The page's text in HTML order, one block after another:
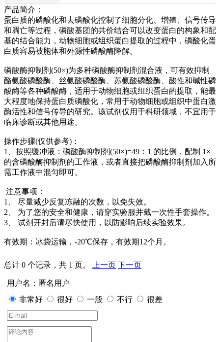
产品简介：
蛋白质的磷酸化和去磷酸化控制了细胞分化、增殖、信号传导
和凋亡等过程，磷酸基团的共价结合可以改变蛋白的构象和配
基的结合能力，动物细胞或组织蛋白提取的过程中，磷酸化蛋
白质容易被胞体和外源性磷酸酶降解。
磷酸酶抑制剂(50×)为多种磷酸酶抑制剂混合液，可有效抑制
酪氨酸磷酸酶、丝氨酸磷酸酶、苏氨酸磷酸酶、酸性和碱性磷
酸酶等各种磷酸酶，适用于动物细胞或组织蛋白的提取，能最
大程度地保持蛋白质磷酸化，常用于动物细胞或组织中蛋白激
酶活性和信号传导的研究。该试剂仅用于科研领域，不宜用于
临床诊断或其他用途。
操作步骤(仅供参考)：
1、按照缓冲液：磷酸酶抑制剂(50×)=49：1 的比例，配制 1×
的含磷酸酶抑制剂的工作液，或者直接把磷酸酶抑制剂加入所
需工作液中混匀即可。
注意事项：
1、 尽量减少反复冻融的次数，以免失效。
2、 为了您的安全和健康，请穿实验服并戴一次性手套操作。
3、 试剂开封后请尽快使用，以防影响后续实验效果。
有效期：冰袋运输，-20℃保存，有效期12个月。
总计 0 个记录，共 1 页。 上一页 下一页
用户名：匿名用户
非常好
很好 一般 不行 很差